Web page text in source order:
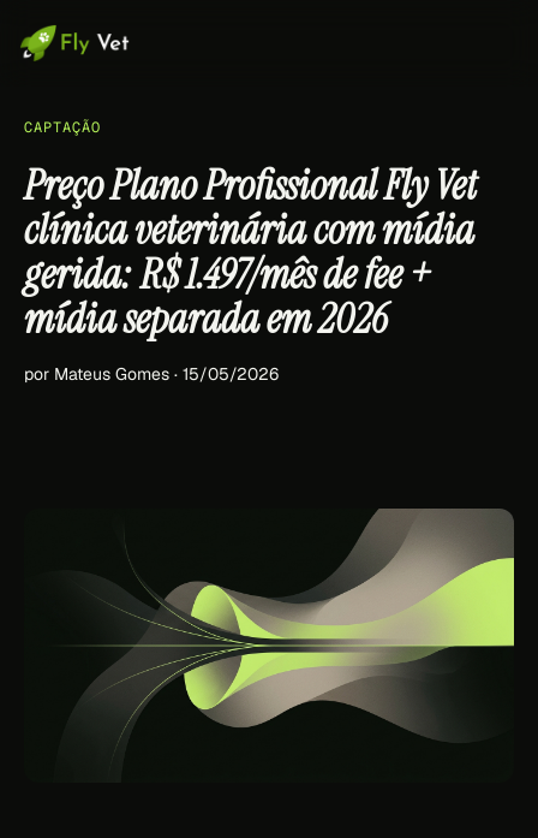
CAPTAÇÃO
Preço Plano Profissional Fly Vet
clínica veterinária com mídia
gerida: R$ 1.497/mês de fee +
mídia separada em 2026
por Mateus Gomes · 15/05/2026